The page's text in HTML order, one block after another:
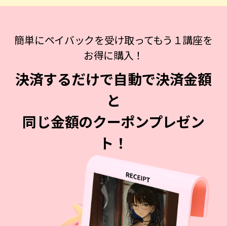
簡単にペイバックを受け取ってもう１講座を
お得に購入！
決済するだけで自動で決済金額
と
同じ金額のクーポンプレゼン
ト！